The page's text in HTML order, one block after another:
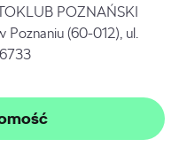
POZNAŃSKI
Poznaniu (60-012), ul.